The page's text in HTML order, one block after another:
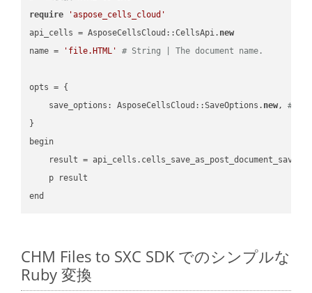
require
'aspose_cells_cloud'
api_cells = AsposeCellsCloud::CellsApi. new
name =
'file.HTML' # String | The document name.
opts = {
    save_options: AsposeCellsCloud::SaveOptions.
new, #
}
begin
result =
    p result
CHM Files to SXC SDK でのシンプルな
Ruby 変換